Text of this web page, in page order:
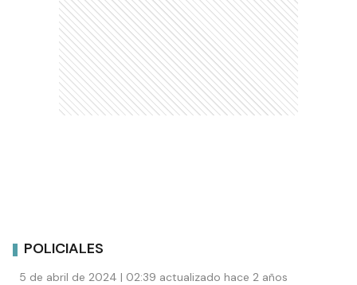
POLICIALES
5 de abril de 2024 | 02:39 actualizado hace 2 años